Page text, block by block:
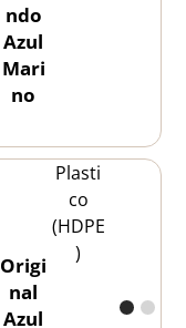
ndo
Azul
Mari
no
Origi
nal
Azul
Plasti
co
(HDPE
)